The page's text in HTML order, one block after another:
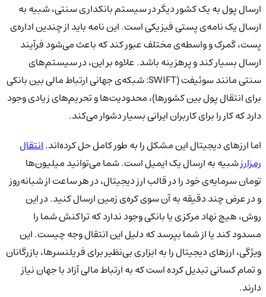
ارسال پول به یک کشور دیگر در سیستم بانکداری سنتی، شبیه به
ارسال یک نامه‌ی پستی فیزیکی است. این نامه باید از چندین اداره‌ی
پست، گمرک و واسطه‌ی مختلف عبور کند که باعث می‌شود فرآیند
ارسال بسیار کند و پرهزینه باشد. علاوه بر این، در سیستم‌های
سنتی مانند سوئیفت (SWIFT: شبکه‌ی جهانی ارتباط مالی بین بانکی
برای انتقال پول بین کشورها)، محدودیت‌ها و تحریم‌های زیادی وجود
دارد که کار را برای کاربران ایرانی بسیار دشوار می‌کند.
اما ارزهای دیجیتال این مشکل را به طور کامل حل کرده‌اند.انتقال
رمزارزشبیه به ارسال یک ایمیل است. شما می‌توانید میلیون‌ها
تومان سرمایه‌ی خود را در قالب ارز دیجیتال، در هر ساعت از شبانه‌روز
و در عرض چند دقیقه به آن سوی کره‌ی زمین ارسال کنید. در این
روش، هیچ نهاد مرکزی یا بانکی وجود ندارد که تراکنش شما را
مسدود کند یا از شما بپرسد که دلیل این انتقال وجه چیست. این
ویژگی، ارزهای دیجیتال را به ابزاری بی‌نظیر برای فریلنسرها، بازرگانان
و تمام کسانی تبدیل کرده است که به ارتباط مالی آزاد با جهان نیاز
دارند.